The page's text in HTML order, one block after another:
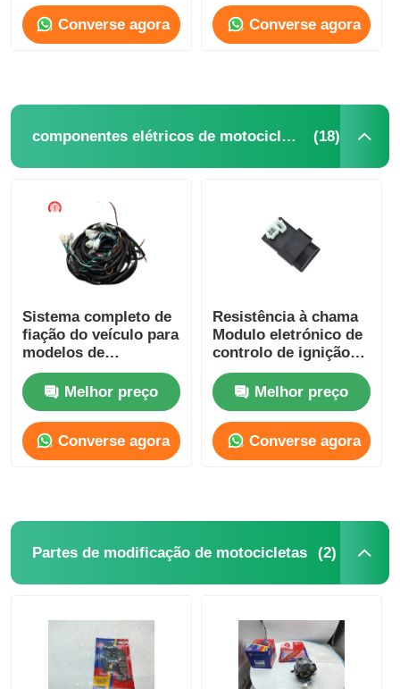
Quem Somos
Converse agora Converse agora
componentes elétricos de motocicletas (18)
Sistema completo de
fiação do veículo para
modelos de
MOTOCAR para
conectar todos os
componentes
elétricos
Melhor preço
Converse agora
Resistência à chama
Modulo eletrónico de
controlo de ignição
do motor de ignição
da série CGMelhor preço
Converse agora
Partes de modificação de motocicletas (2)